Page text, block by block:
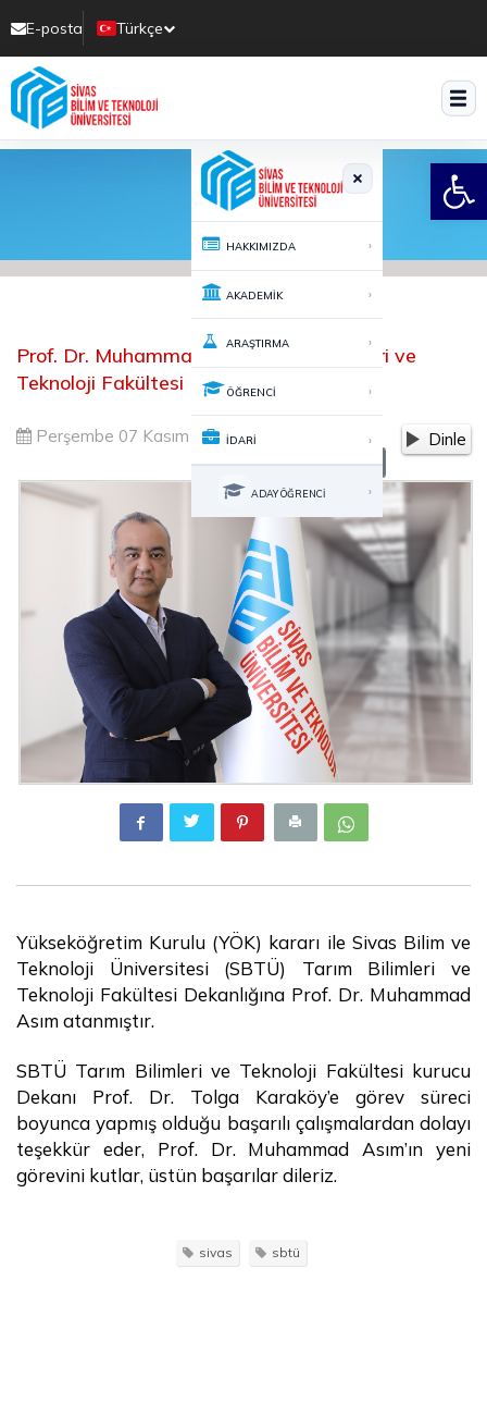
E-posta
Türkçe
Translate
HAKKIMIZDA ›
AKADEMİK ›
ARAŞTIRMA ›
ÖĞRENCİ ›
İDARİ ›
ADAY ÖĞRENCİ ›
Prof. Dr. Muhammad Asım Tarım Bilimleri ve
Teknoloji Fakültesi Dekanlığına Atandı
Perşembe 07 Kasım 2024 17:00 Dinle
A A
Yükseköğretim Kurulu (YÖK) kararı ile Sivas Bilim ve
Teknoloji Üniversitesi (SBTÜ) Tarım Bilimleri ve
Teknoloji Fakültesi Dekanlığına Prof. Dr. Muhammad
Asım atanmıştır.
SBTÜ Tarım Bilimleri ve Teknoloji Fakültesi kurucu
Dekanı Prof. Dr. Tolga Karaköy’e görev süreci
boyunca yapmış olduğu başarılı çalışmalardan dolayı
teşekkür eder, Prof. Dr. Muhammad Asım’ın yeni
görevini kutlar, üstün başarılar dileriz.
sivas sbtü